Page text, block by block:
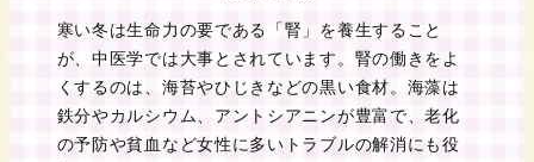
寒い冬は生命力の要である「腎」を養生すること
が、中医学では大事とされています。腎の働きをよ
くするのは、海苔やひじきなどの黒い食材。海藻は
鉄分やカルシウム、アントシアニンが豊富で、老化
の予防や貧血など女性に多いトラブルの解消にも役